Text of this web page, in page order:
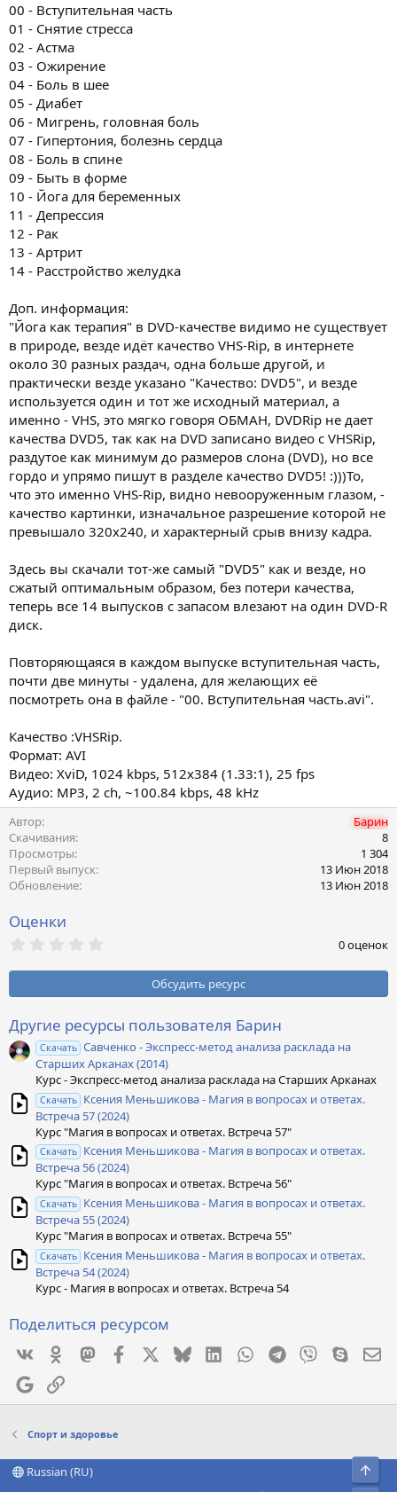
00 - Вступительная часть
01 - Снятие стресса
02 - Астма
03 - Ожирение
04 - Боль в шее
05 - Диабет
06 - Мигрень, головная боль
07 - Гипертония, болезнь сердца
08 - Боль в спине
09 - Быть в форме
10 - Йога для беременных
11 - Депрессия
12 - Рак
13 - Артрит
14 - Расстройство желудка
Доп. информация:
"Йога как терапия" в DVD-качестве видимо не существует
в природе, везде идёт качество VHS-Rip, в интернете
около 30 разных раздач, одна больше другой, и
практически везде указано "Качество: DVD5", и везде
используется один и тот же исходный материал, а
именно - VHS, это мягко говоря ОБМАН, DVDRip не дает
качества DVD5, так как на DVD записано видео с VHSRip,
раздутое как минимум до размеров слона (DVD), но все
гордо и упрямо пишут в разделе качество DVD5! :)))То,
что это именно VHS-Rip, видно невооруженным глазом, -
качество картинки, изначальное разрешение которой не
превышало 320х240, и характерный срыв внизу кадра.
Здесь вы скачали тот-же самый "DVD5" как и везде, но
сжатый оптимальным образом, без потери качества,
теперь все 14 выпусков с запасом влезают на один DVD-R
диск.
Повторяющаяся в каждом выпуске вступительная часть,
почти две минуты - удалена, для желающих её
посмотреть она в файле - "00. Вступительная часть.avi".
Качество :VHSRip.
Формат: AVI
Видео: XviD, 1024 kbps, 512x384 (1.33:1), 25 fps
Аудио: MP3, 2 ch, ~100.84 kbps, 48 kHz
Автор
Барин
Скачивания
8
Просмотры
1 304
Первый выпуск
13 Июн 2018
Обновление
13 Июн 2018
Оценки
0
з
ё
з
д
0 оценок
Обсудить ресурс
Другие ресурсы пользователя Барин
Скачать Савченко - Экспресс-метод анализа расклада на
Старших Арканах (2014)
Курс - Экспресс-метод анализа расклада на Старших Арканах
Скачать Ксения Меньшикова - Магия в вопросах и ответах.
Встреча 57 (2024)
Курс "Магия в вопросах и ответах. Встреча 57"
Скачать Ксения Меньшикова - Магия в вопросах и ответах.
Встреча 56 (2024)
Курс "Магия в вопросах и ответах. Встреча 56"
Скачать Ксения Меньшикова - Магия в вопросах и ответах.
Встреча 55 (2024)
Курс "Магия в вопросах и ответах. Встреча 55"
Скачать Ксения Меньшикова - Магия в вопросах и ответах.
Встреча 54 (2024)
Курс - Магия в вопросах и ответах. Встреча 54
Поделиться ресурсом
VkontakteOdnoklassniki
MastodonFacebook BlueskyLinkedInWhatsApp
Telegram
Viber Skype
GoogleСсылка
Спорт и здоровье
Russian (RU)